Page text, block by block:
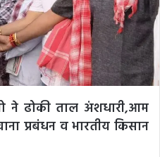
ने ढोकी ताल अंशधारी,आम
प्रबंधन व भारतीय किसान